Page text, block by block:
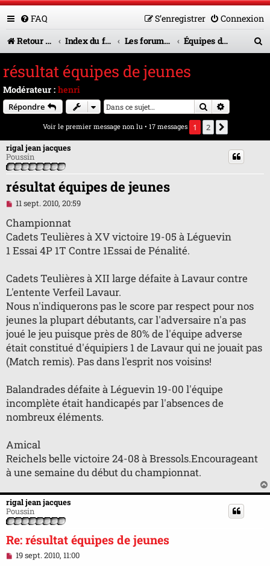
FAQ Connexion
S’enregistrer
Retour vers le site U.A.G.R.
Index du forum Les forums en service Équipes de jeunes
résultat équipes de jeunes
Modérateur : henri
Répondre Rechercher
Voir le premier message non lu• 17 messages 1 2
rigal jean jacques
Poussin
résultat équipes de jeunes
M
s
s
a
g
e
o
n
l
u
11 sept. 2010, 20:59
Championnat
Cadets Teulières à XV victoire 19-05 à Léguevin
1 Essai 4P 1T Contre 1Essai de Pénalité.
Cadets Teulières à XII large défaite à Lavaur contre
L'entente Verfeil Lavaur.
Nous n'indiquerons pas le score par respect pour nos
jeunes la plupart débutants, car l'adversaire n'a pas
joué le jeu puisque près de 80% de l'équipe adverse
était constitué d'équipiers 1 de Lavaur qui ne jouait pas
(Match remis). Pas dans l'esprit nos voisins!
Balandrades défaite à Léguevin 19-00 l'équipe
incomplète était handicapés par l'absences de
nombreux éléments.
Amical
Reichels belle victoire 24-08 à Bressols.Encourageant
à une semaine du début du championnat.
rigal jean jacques
Poussin
Re: résultat équipes de jeunes
M
19 sept. 2010, 11:00